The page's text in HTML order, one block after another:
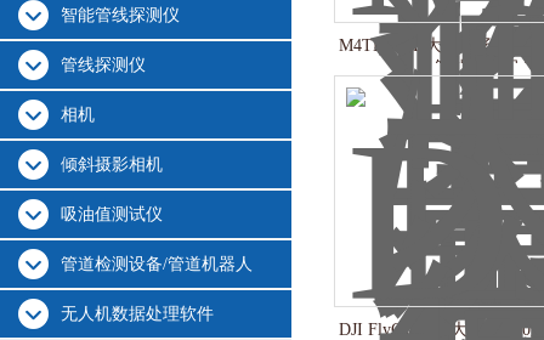
智能管线探测仪
管线探测仪
相机
倾斜摄影相机
吸油值测试仪
管道检测设备/管道机器人
无人机数据处理软件
M4TD/M4D大疆机场3搭载
智能巡检组合
DJI FlyCart 100大疆FC100